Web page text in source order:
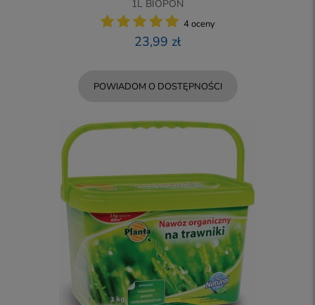
1L BIOPON
4 oceny
23,99 zł
POWIADOM O DOSTĘPNOŚCI